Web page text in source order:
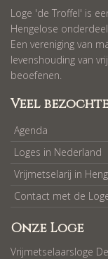
Loge 'de Troffel' is
Hengelose
Een vereniging van
levenshouding van
beoefenen.
Veel
Agenda
Loges in Nederland
Vrijmetselarij in
Contact met de
Onze Loge
Vrijmetselaarsloge